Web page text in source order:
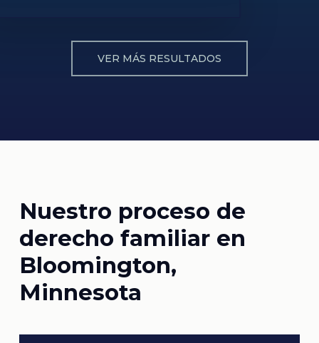
VER MÁS RESULTADOS
Nuestro proceso de
derecho familiar en
Bloomington,
Minnesota